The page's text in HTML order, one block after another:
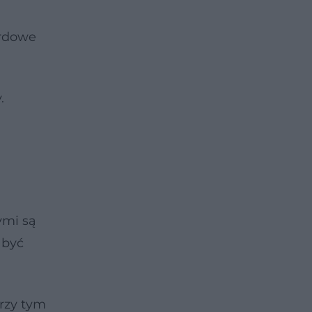
są
tym